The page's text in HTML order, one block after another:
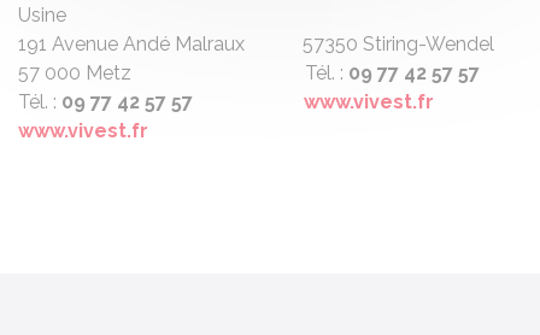
Usine
191 Avenue Andé Malraux 57350 Stiring-Wendel
57 000 Metz Tél. : 09 77 42 57 57
Tél. : 09 77 42 57 57
www.vivest.fr
www.vivest.fr